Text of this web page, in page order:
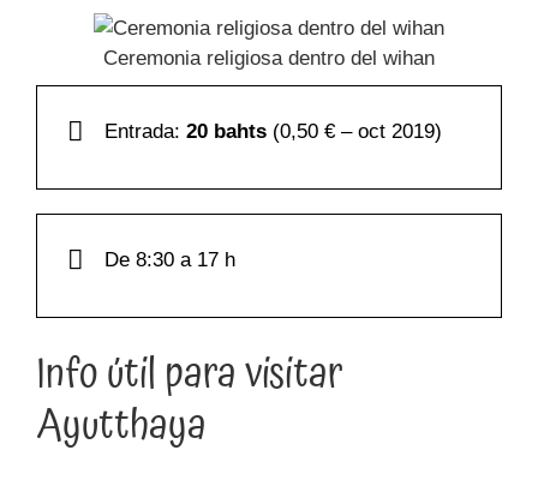
Ceremonia religiosa dentro del wihan
Entrada: 20 bahts (0,50 € – oct 2019)
De 8:30 a 17 h
Info útil para visitar
Ayutthaya